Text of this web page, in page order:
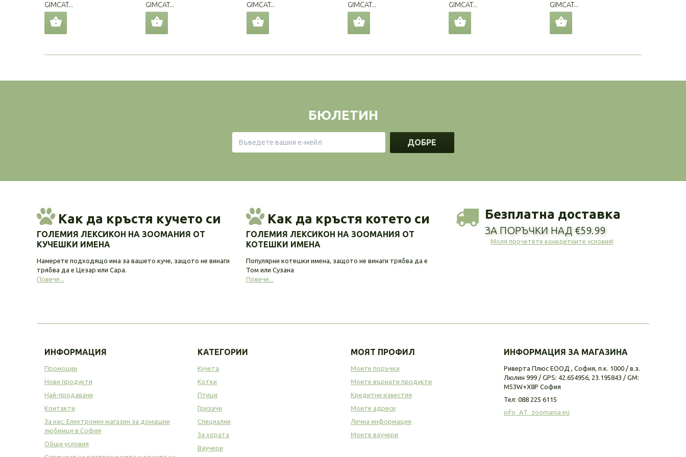
GIMCAT... GIMCAT... GIMCAT... GIMCAT... GIMCAT... GIMCAT...
БЮЛЕТИН
ДОБРЕ
Как да кръстя кучето си
ГОЛЕМИЯ ЛЕКСИКОН НА ЗООМАНИЯ ОТ
КУЧЕШКИ ИМЕНА
Намерете подходящо има за вашето куче, защото не винаги
трябва да е Цезар или Сара.
Повече...
Как да кръстя котето си
ГОЛЕМИЯ ЛЕКСИКОН НА ЗООМАНИЯ ОТ
КОТЕШКИ ИМЕНА
Популярни котешки имена, защото не винаги трябва да е
Том или Сузана
Повече...
Безплатна доставка
ЗА ПОРЪЧКИ НАД €59.99
Моля прочетете конкретните условия!
ИНФОРМАЦИЯ
Промоции
Нови продукти
Най-продавани
Контакти
За нас. Електронен магазин за домашни
любимци в София
Общи условия
КАТЕГОРИИ
Кучета
Котки
Птици
Гризачи
Специални
За хората
Ваучери
МОЯТ ПРОФИЛ
Моите поръчки
Моите върнати продукти
Кредитни известия
Моите адреси
Лична информация
Моите ваучери
ИНФОРМАЦИЯ ЗА МАГАЗИНА
Риверта Плюс ЕООД , София, п.к. 1000 / в.з.
Люлин 999 / GPS: 42.654956, 23.195843 / GM:
M53W+X8P София
Тел: 088 225 6115
info_AT_zoomania.eu